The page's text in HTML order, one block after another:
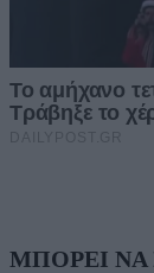
ΜΠΟΡΕΙ ΝΑ